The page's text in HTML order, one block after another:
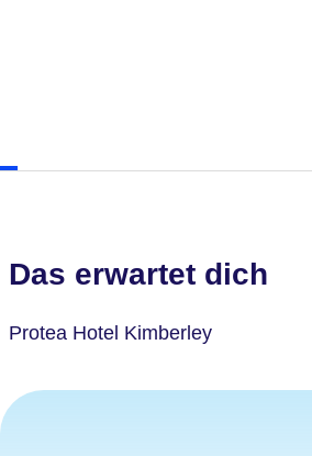
Das erwartet dich
Protea Hotel Kimberley